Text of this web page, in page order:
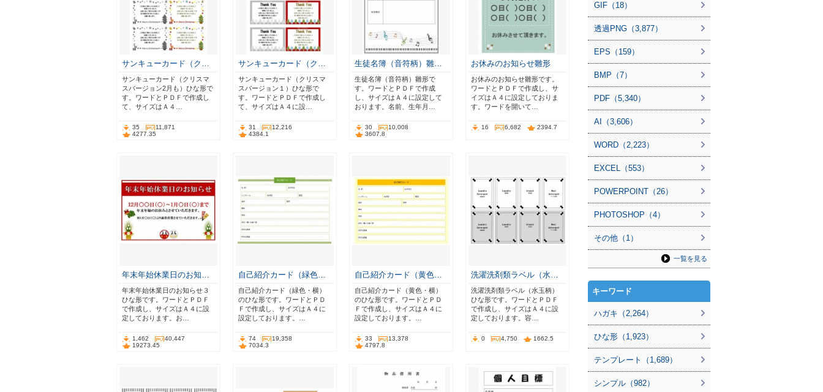
サンキューカード（ク…
サンキューカード（クリスマ
スバージョン2月も）ひな形で
す。ワードとＰＤＦで作成し
て、サイズはＡ４…
35
11,871
4277.35
サンキューカード（ク…
サンキューカード（クリスマ
スバージョン１）ひな形で
す。ワードとＰＤＦで作成し
て、サイズはＡ４に設…
31
12,216
4384.1
生徒名簿（音符柄）雛…
生徒名簿（音符柄）雛形で
す。ワードとＰＤＦで作成
し、サイズはＡ４に設定して
おります。名前、生年月…
30
10,008
3607.8
お休みのお知らせ雛形
お休みのお知らせ雛形です。
ワードとＰＤＦで作成し、サ
イズはＡ４に設定しておりま
す。ワードを開いて…
16 6,682 2394.7
年末年始休業日のお知…
年末年始休業日のお知らせ３
ひな形です。ワードとＰＤＦ
で作成し、サイズはＡ４に設
定しております。お…
1,462
40,447
19273.45
自己紹介カード（緑色…
自己紹介カード（緑色・横）
のひな形です。ワードとＰＤ
Ｆで作成し、サイズはＡ４に
設定しております。…
74
19,358
7034.3
自己紹介カード（黄色…
自己紹介カード（黄色・横）
のひな形です。ワードとＰＤ
Ｆで作成し、サイズはＡ４に
設定しております。…
33
13,378
4797.8
洗濯洗剤類ラベル（水…
洗濯洗剤類ラベル（水玉柄）
ひな形です。ワードとＰＤＦ
で作成し、サイズはＡ４に設
定しております。容…
0 4,750 1662.5
GIF（18）
透過PNG（3,877）
EPS（159）
BMP（7）
PDF（5,340）
AI（3,606）
WORD（2,223）
EXCEL（553）
POWERPOINT（26）
PHOTOSHOP（4）
その他（1）
一覧を見る
キーワード
ハガキ（2,264）
ひな形（1,923）
テンプレート（1,689）
シンプル（982）